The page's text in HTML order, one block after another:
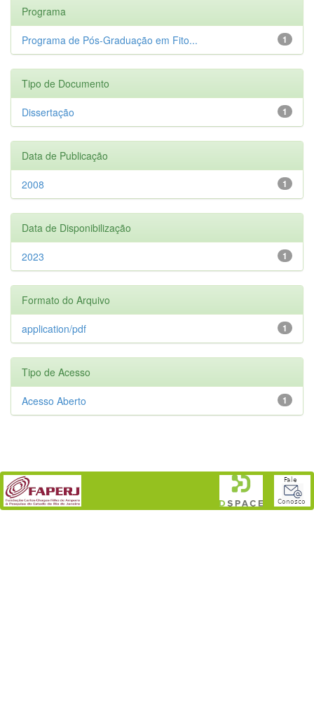
Programa
1
Programa de Pós-Graduação em Fito...
Tipo de Documento
1
Dissertação
Data de Publicação
1
2008
Data de Disponibilização
1
2023
Formato do Arquivo
1
application/pdf
Tipo de Acesso
1
Acesso Aberto